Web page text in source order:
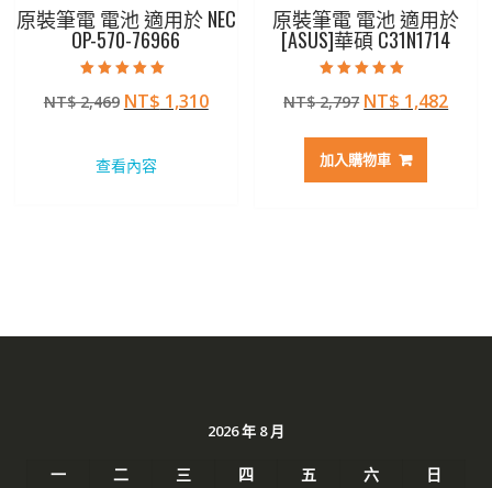
原裝筆電 電池 適用於 NEC
OP-570-76966
5.00
滿分 5
NT$2,469 原
格：
NT$ 1,310目
查看內容
原裝筆電 電池 適用於
[ASUS]華碩 C31N1714
5.00
滿分 5
NT$2,797 原
價
格：
NT$ 1,482目
加入購物車
2026 年 8 月
一 二 三 四 五 六
日